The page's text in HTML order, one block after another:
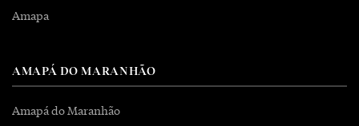
Amapa
AMAPÁ DO MARANHÃO
Amapá do Maranhão